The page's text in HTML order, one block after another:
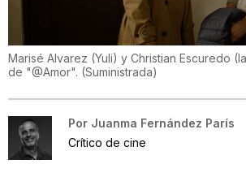
Marisé Alvarez (Yuli) y Christian Escuredo
de "@Amor". (Suministrada)
Por Juanma Fernández París
Crítico de cine